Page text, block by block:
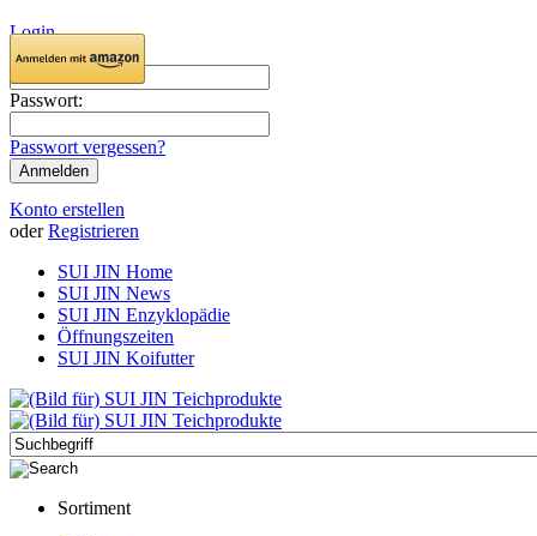
Login
E-Mail:
Passwort:
Passwort vergessen?
Konto erstellen
oder Registrieren
SUI JIN Home
SUI JIN News
SUI JIN Enzyklopädie
Öffnungszeiten
SUI JIN Koifutter
Sortiment